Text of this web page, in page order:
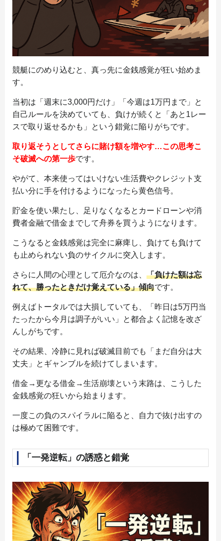
競艇にのめり込むと、真っ先に金銭感覚が狂い始めま
す。
当初は「週末に3,000円だけ」「今週は1万円まで」と
自己ルールを決めていても、負けが続くと「あと1レー
スで取り返せるかも」という錯覚に陥りがちです。
取り返そうとしてさらに賭け額を増やす…この思考こ
そ破滅への第一歩です。
やがて、本来使ってはいけない生活費やクレジット支
払い分に手を付けるようになったら黄色信号。
貯金を使い果たし、足りなくなるとカードローンや消
費者金融で借金までして舟券を買うようになります。
こうなると金銭感覚は完全に麻痺し、負けても負けて
も止められない負のサイクルに突入します。
さらに人間の心理として厄介なのは、 「負けた額は忘
れて、勝ったときだけ覚えている」傾向です。
例えばトータルでは大損していても、「昨日は5万円当
たったから今月は調子がいい」と都合よく記憶を改ざ
んしがちです。
その結果、冷静に見れば破滅目前でも「まだ自分は大
丈夫」とギャンブルを続けてしまいます。
借金→更なる借金→生活崩壊という末路は、こうした
金銭感覚の狂いから始まります。
一度この負のスパイラルに陥ると、自力で抜け出すの
は極めて困難です。
「一発逆転」の誘惑と錯覚